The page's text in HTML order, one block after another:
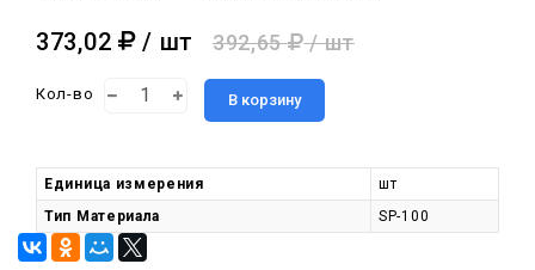
373,02 / шт 392,65 / шт
Кол-во В корзину
Единица измерения
шт
Тип Материала
SP-100